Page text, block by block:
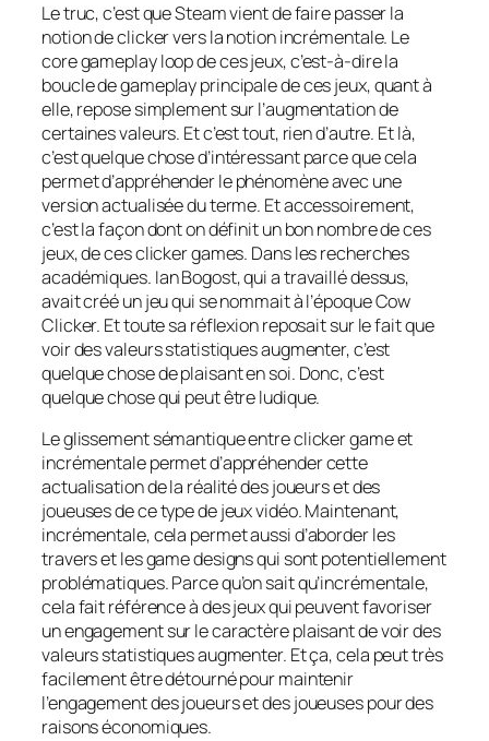
Le truc, c’est que Steam vient de faire passer la
notion de clicker vers la notion incrémentale. Le
core gameplay loop de ces jeux, c’est-à-dire la
boucle de gameplay principale de ces jeux, quant à
elle, repose simplement sur l’augmentation de
certaines valeurs. Et c’est tout, rien d’autre. Et là,
c’est quelque chose d’intéressant parce que cela
permet d’appréhender le phénomène avec une
version actualisée du terme. Et accessoirement,
c’est la façon dont on définit un bon nombre de ces
jeux, de ces clicker games. Dans les recherches
académiques. Ian Bogost, qui a travaillé dessus,
avait créé un jeu qui se nommait à l’époque Cow
Clicker. Et toute sa réflexion reposait sur le fait que
voir des valeurs statistiques augmenter, c’est
quelque chose de plaisant en soi. Donc, c’est
quelque chose qui peut être ludique.
Le glissement sémantique entre clicker game et
incrémentale permet d’appréhender cette
actualisation de la réalité des joueurs et des
joueuses de ce type de jeux vidéo. Maintenant,
incrémentale, cela permet aussi d’aborder les
travers et les game designs qui sont potentiellement
problématiques. Parce qu’on sait qu’incrémentale,
cela fait référence à des jeux qui peuvent favoriser
un engagement sur le caractère plaisant de voir des
valeurs statistiques augmenter. Et ça, cela peut très
facilement être détourné pour maintenir
l’engagement des joueurs et des joueuses pour des
raisons économiques.